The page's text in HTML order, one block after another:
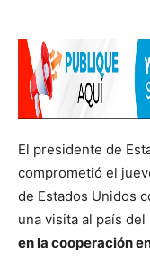
El presidente de
comprometió el
de Estados Unidos
una visita al país
en la cooperación